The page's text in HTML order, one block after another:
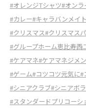
#オレンジTシャツ#オンラ
#カレー#キャラバンメイト
#クリスマス#クリスマス
#グループホーム恵比寿西
#ケアマネ#ケアマネジメ
#ゲーム#コツコツ元気に#
#シニアクラブ#シニアボ
#スタンダードプリコーシ